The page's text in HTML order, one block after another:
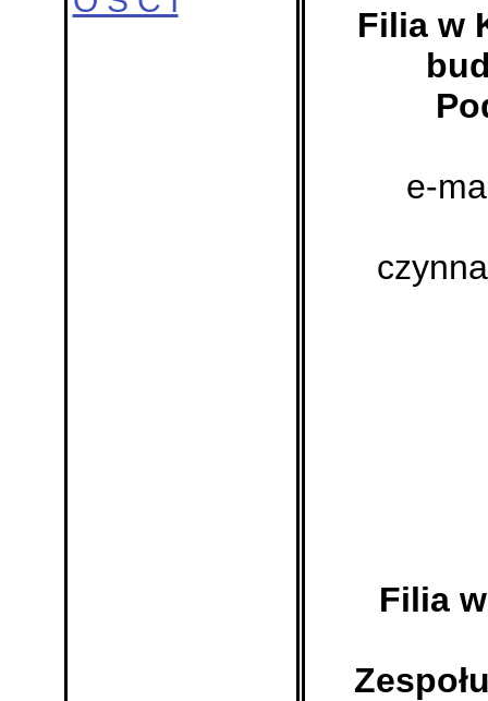
Filia w
e-
Filia